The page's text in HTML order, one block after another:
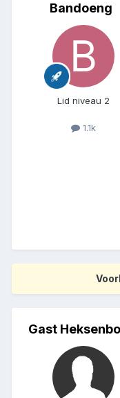
Bandoeng
Lid niveau 2
1.1k
Gast